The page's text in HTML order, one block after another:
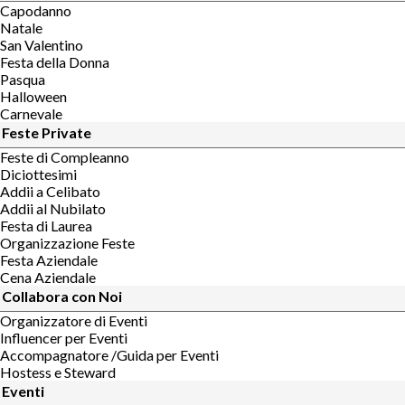
Capodanno
Natale
San Valentino
Festa della Donna
Pasqua
Halloween
Carnevale
Feste Private
Feste di Compleanno
Diciottesimi
Addii a Celibato
Addii al Nubilato
Festa di Laurea
Organizzazione Feste
Festa Aziendale
Cena Aziendale
Collabora con Noi
Organizzatore di Eventi
Influencer per Eventi
Accompagnatore /Guida per Eventi
Hostess e Steward
Eventi